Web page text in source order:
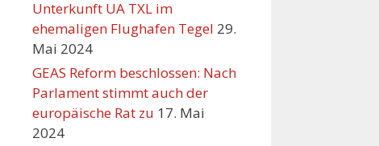
Unterkunft UA TXL im
ehemaligen Flughafen Tegel 29.
Mai 2024
GEAS Reform beschlossen: Nach
Parlament stimmt auch der
europäische Rat zu 17. Mai
2024